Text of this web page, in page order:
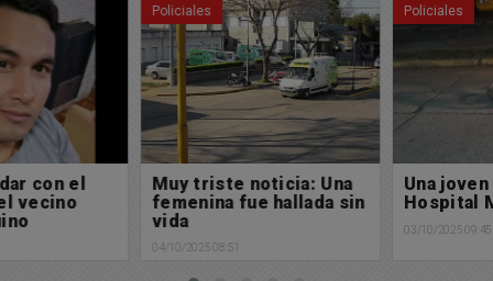
Policiales
Muy triste noticia: Una
femenina fue hallada sin
vida
Policiales
Una joven trasladada al
Hospital Municipal